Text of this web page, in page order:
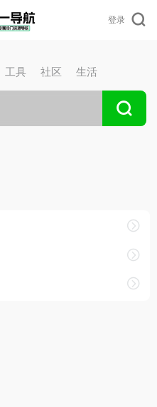
登录
工具 社区 生活